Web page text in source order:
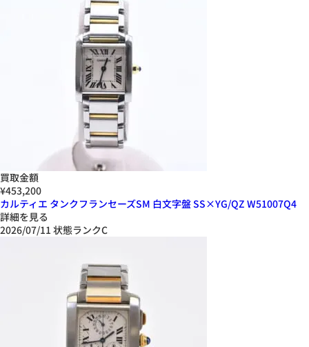
買取金額
¥453,200
カルティエ タンクフランセーズSM 白文字盤 SS×YG/QZ W51007Q4
詳細を見る
2026/07/11 状態ランクC